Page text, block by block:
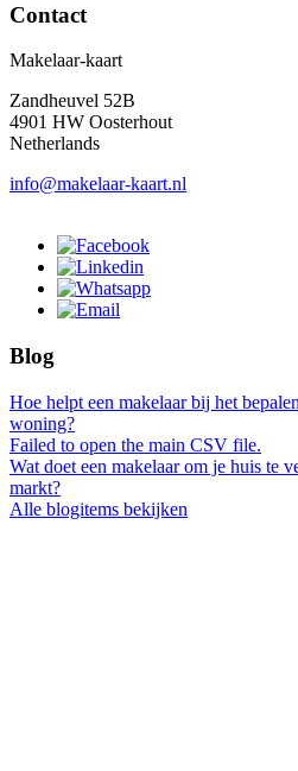
Contact
Makelaar-kaart
Zandheuvel 52B
4901 HW Oosterhout
Netherlands
info@makelaar-kaart.nl
Blog
Hoe helpt een makelaar bij het
woning?
Failed to open the main CSV file.
Wat doet een makelaar om je huis te
markt?
Alle blogitems bekijken